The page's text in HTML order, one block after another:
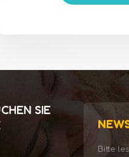
SIE
Bitte